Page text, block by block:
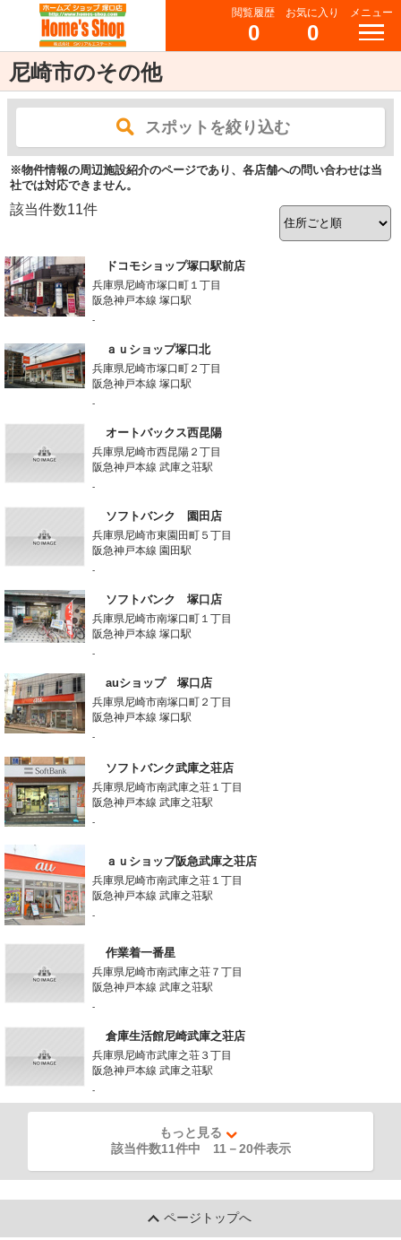
閲覧履歴
0
お気に入り
0
メニュー
尼崎市のその他
スポットを絞り込む
※物件情報の周辺施設紹介のページであり、各店舗への問い合わせは当
社では対応できません。
該当件数11件
ドコモショップ塚口駅前店
兵庫県尼崎市塚口町１丁目
阪急神戸本線 塚口駅
-
ａｕショップ塚口北
兵庫県尼崎市塚口町２丁目
阪急神戸本線 塚口駅
-
オートバックス西昆陽
兵庫県尼崎市西昆陽２丁目
阪急神戸本線 武庫之荘駅
-
ソフトバンク 園田店
兵庫県尼崎市東園田町５丁目
阪急神戸本線 園田駅
-
ソフトバンク 塚口店
兵庫県尼崎市南塚口町１丁目
阪急神戸本線 塚口駅
-
auショップ 塚口店
兵庫県尼崎市南塚口町２丁目
阪急神戸本線 塚口駅
-
ソフトバンク武庫之荘店
兵庫県尼崎市南武庫之荘１丁目
阪急神戸本線 武庫之荘駅
-
ａｕショップ阪急武庫之荘店
兵庫県尼崎市南武庫之荘１丁目
阪急神戸本線 武庫之荘駅
-
作業着一番星
兵庫県尼崎市南武庫之荘７丁目
阪急神戸本線 武庫之荘駅
-
倉庫生活館尼崎武庫之荘店
兵庫県尼崎市武庫之荘３丁目
阪急神戸本線 武庫之荘駅
-
もっと見る
該当件数11件中 11 －20件表示
ページトップへ